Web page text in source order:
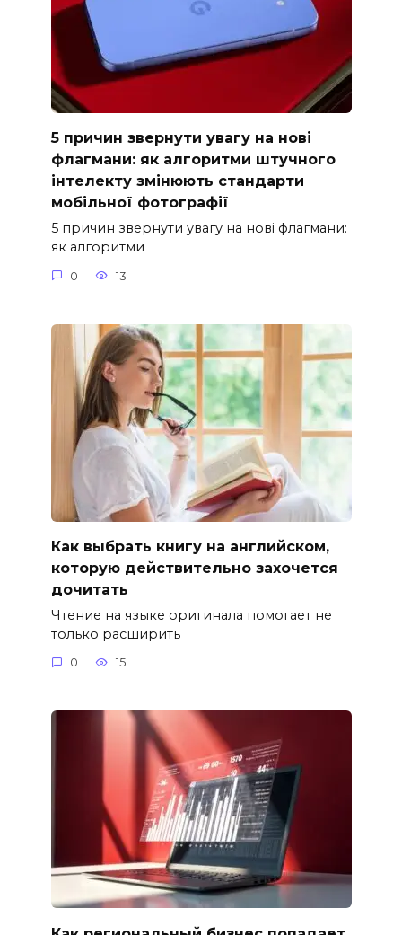
5 причин звернути увагу на нові
флагмани: як алгоритми штучного
інтелекту змінюють стандарти
мобільної фотографії
5 причин звернути увагу на нові флагмани:
як алгоритми
0 13
Как выбрать книгу на английском,
которую действительно захочется
дочитать
Чтение на языке оригинала помогает не
только расширить
0 15